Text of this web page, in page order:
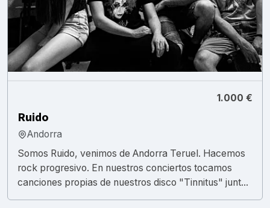
1.000 €
Ruido
Andorra
Somos Ruido, venimos de Andorra Teruel. Hacemos
rock progresivo. En nuestros conciertos tocamos
canciones propias de nuestros disco "Tinnitus" junt...